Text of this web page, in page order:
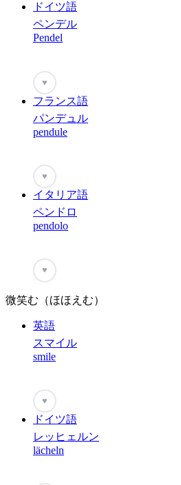
ドイツ語
ペンデル
Pendel
♥
フランス語
パンデュル
pendule
♥
イタリア語
ペンドロ
pendolo
♥
微笑む（ほほえむ）
英語
スマイル
smile
♥
ドイツ語
レッヒェルン
lächeln